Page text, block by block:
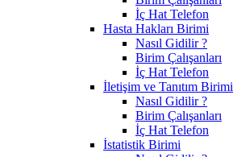
İç Hat Telefon
Hasta Hakları Birimi
Nasıl Gidilir ?
Birim Çalışanları
İç Hat Telefon
İletişim ve Tanıtım Birimi
Nasıl Gidilir ?
Birim Çalışanları
İç Hat Telefon
İstatistik Birimi